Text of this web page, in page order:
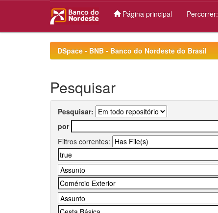
Página principal Percorrer:
DSpace - BNB - Banco do Nordeste do Brasil
Pesquisar
Pesquisar:
por
Filtros correntes: